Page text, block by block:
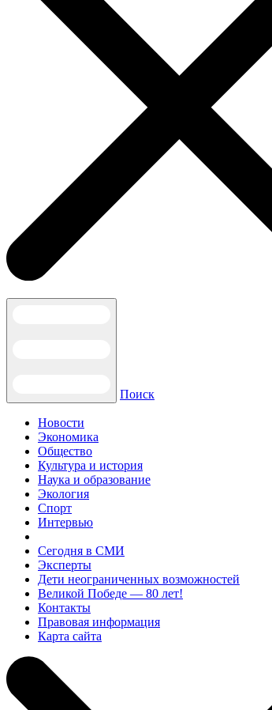
Поиск
Новости
Экономика
Общество
Культура и история
Наука и образование
Экология
Спорт
Интервью
Сегодня в СМИ
Эксперты
Дети неограниченных возможностей
Великой Победе — 80 лет!
Контакты
Правовая информация
Карта сайта